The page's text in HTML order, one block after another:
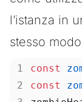
l’istanza in
stesso
const
const